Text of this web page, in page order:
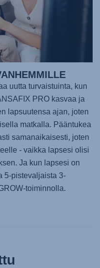
uutta turvaistuinta, kun
PRO kasvaa ja
lapsuutensa ajan, joten
matkalla. Pääntukea
samanaikaisesti, joten
- vaikka lapsesi olisi
Ja kun lapsesi on
5-pistevaljaista 3-
toiminnolla.